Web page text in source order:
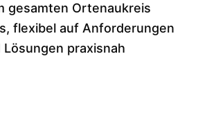
gesamten Ortenaukreis
flexibel auf Anforderungen
praxisnah